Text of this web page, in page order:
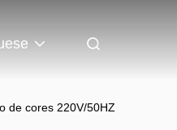
de cores 220V/50HZ